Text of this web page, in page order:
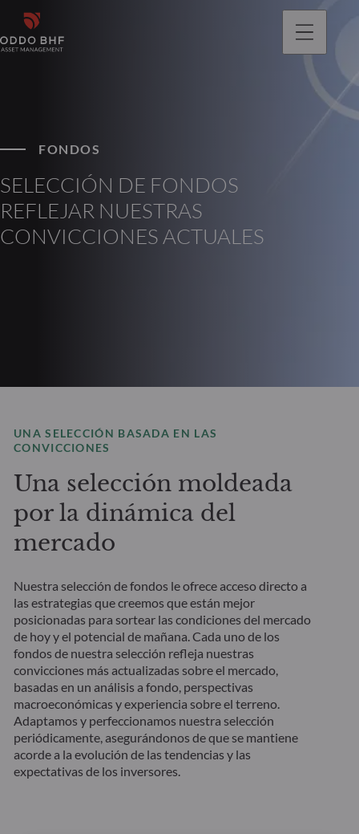
FONDOS
SELECCIÓN DE FONDOS
REFLEJAR NUESTRAS
CONVICCIONES ACTUALES
UNA SELECCIÓN BASADA EN LAS
CONVICCIONES
Una selección moldeada
por la dinámica del
mercado
Nuestra selección de fondos le ofrece acceso directo a
las estrategias que creemos que están mejor
posicionadas para sortear las condiciones del mercado
de hoy y el potencial de mañana.Cada uno de los
fondos de nuestra selección refleja nuestras
convicciones más actualizadas sobre el mercado,
basadas en un análisis a fondo, perspectivas
macroeconómicas y experiencia sobre el terreno.
Adaptamos y perfeccionamos nuestra selección
periódicamente, asegurándonos de que se mantiene
acorde a la evolución de las tendencias y las
expectativas de los inversores.